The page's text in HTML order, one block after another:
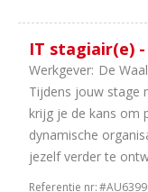
IT stagiair(e)
Werkgever: De
Tijdens jouw stage
krijg je de kans om
dynamische
jezelf verder te
Referentie nr: